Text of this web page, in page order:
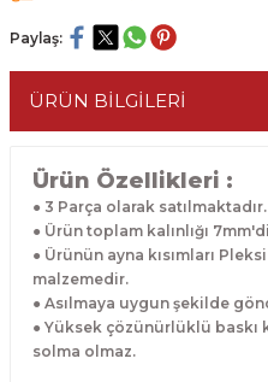
Paylaş:
ÜRÜN BİLGİLERİ
Ürün Özellikleri :
● 3 Parça olarak satılmaktadır.
● Ürün toplam kalınlığı
● Ürünün ayna kısımları
malzemedir.
● Asılmaya uygun şekilde
● Yüksek çözünürlüklü
solma olmaz.